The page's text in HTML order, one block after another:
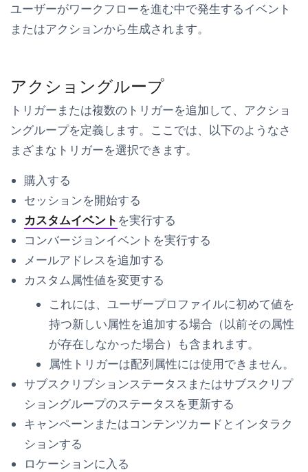
ユーザーがワークフローを進む中で発生するイベント
またはアクションから生成されます。
アクショングループ
トリガーまたは複数のトリガーを追加して、アクショ
ングループを定義します。ここでは、以下のようなさ
まざまなトリガーを選択できます。
購入する
セッションを開始する
カスタムイベント を実行する
コンバージョンイベントを実行する
メールアドレスを追加する
カスタム属性値を変更する
これには、ユーザープロファイルに初めて値を
持つ新しい属性を追加する場合（以前その属性
が存在しなかった場合）も含まれます。
属性トリガーは配列属性には使用できません。
サブスクリプションステータスまたはサブスクリプ
ショングループのステータスを更新する
キャンペーンまたはコンテンツカードとインタラク
ションする
ロケーションに入る